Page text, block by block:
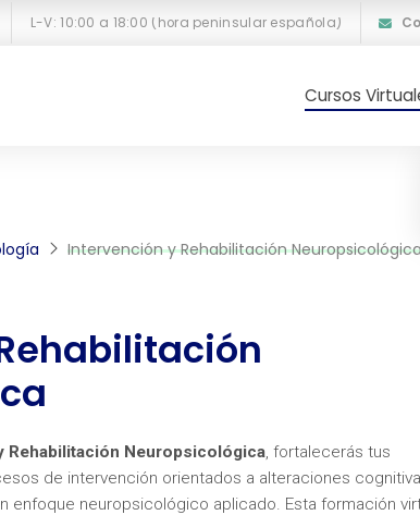
L-V: 10:00 a 18:00 (hora peninsular española)
Cursos
Intervención y Rehabilitación
Rehabilitación Neuropsicológica, fortalecerás tus
de intervención orientados a alteraciones
enfoque neuropsicológico aplicado. Esta formación